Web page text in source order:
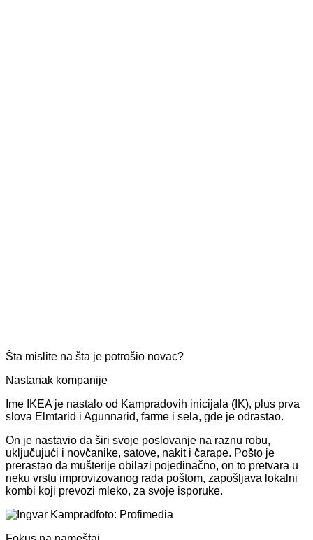
Šta mislite na šta je potrošio novac?
Nastanak kompanije
Ime IKEA je nastalo od Kampradovih inicijala (IK), plus prva
slova Elmtarid i Agunnarid, farme i sela, gde je odrastao.
On je nastavio da širi svoje poslovanje na raznu robu,
uključujući i novčanike, satove, nakit i čarape. Pošto je
prerastao da mušterije obilazi pojedinačno, on to pretvara u
neku vrstu improvizovanog rada poštom, zapošljava lokalni
kombi koji prevozi mleko, za svoje isporuke.
foto: Profimedia